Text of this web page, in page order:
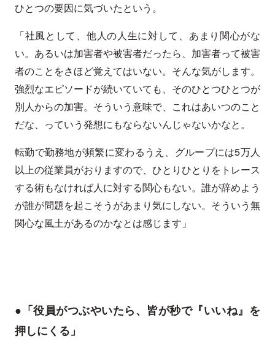
ひとつの要因に気づいたという。
「社風として、他人の人生に対して、あまり関心がな
い。あるいは加害者や被害者だったら、加害者って被害
者のことをさほど覚えてはいない。そんな気がします。
強烈なエピソードが続いていても、そのひとつひとつが
別人からの加害。そういう意味で、これはあいつのこと
だな、っていう発想にもならないんじゃないかなと。
転勤で勤務地が頻繁に変わるうえ、グループには5万人
以上の従業員がおりますので、ひとりひとりをトレース
する術もなければ人に対する関心もない。誰が辞めよう
が誰が問題を起こそうがあまり気にしない。そういう無
関心な風土があるのかなとは感じます」
●「役員がつぶやいたら、皆が秒で『いいね』を
押しにくる」